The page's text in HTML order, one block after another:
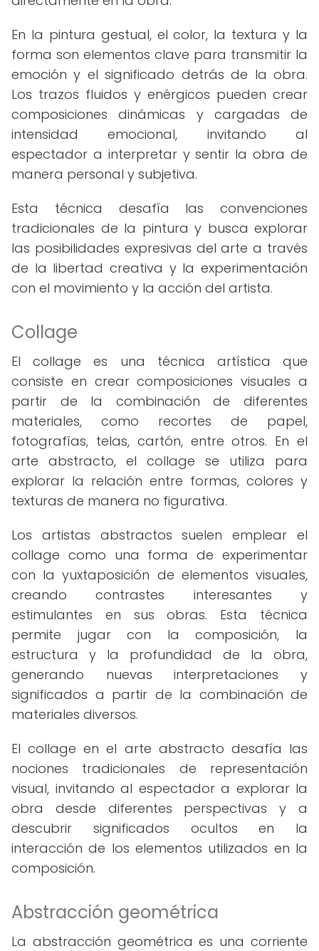
En la pintura gestual, el color, la textura y la
forma son elementos clave para transmitir la
emoción y el significado detrás de la obra.
Los trazos fluidos y enérgicos pueden crear
composiciones dinámicas y cargadas de
intensidad emocional, invitando al
espectador a interpretar y sentir la obra de
manera personal y subjetiva.
Esta técnica desafía las convenciones
tradicionales de la pintura y busca explorar
las posibilidades expresivas del arte a través
de la libertad creativa y la experimentación
con el movimiento y la acción del artista.
Collage
El collage es una técnica artística que
consiste en crear composiciones visuales a
partir de la combinación de diferentes
materiales, como recortes de papel,
fotografías, telas, cartón, entre otros. En el
arte abstracto, el collage se utiliza para
explorar la relación entre formas, colores y
texturas de manera no figurativa.
Los artistas abstractos suelen emplear el
collage como una forma de experimentar
con la yuxtaposición de elementos visuales,
creando contrastes interesantes y
estimulantes en sus obras. Esta técnica
permite jugar con la composición, la
estructura y la profundidad de la obra,
generando nuevas interpretaciones y
significados a partir de la combinación de
materiales diversos.
El collage en el arte abstracto desafía las
nociones tradicionales de representación
visual, invitando al espectador a explorar la
obra desde diferentes perspectivas y a
descubrir significados ocultos en la
interacción de los elementos utilizados en la
composición.
Abstracción geométrica
La abstracción geométrica es una corriente